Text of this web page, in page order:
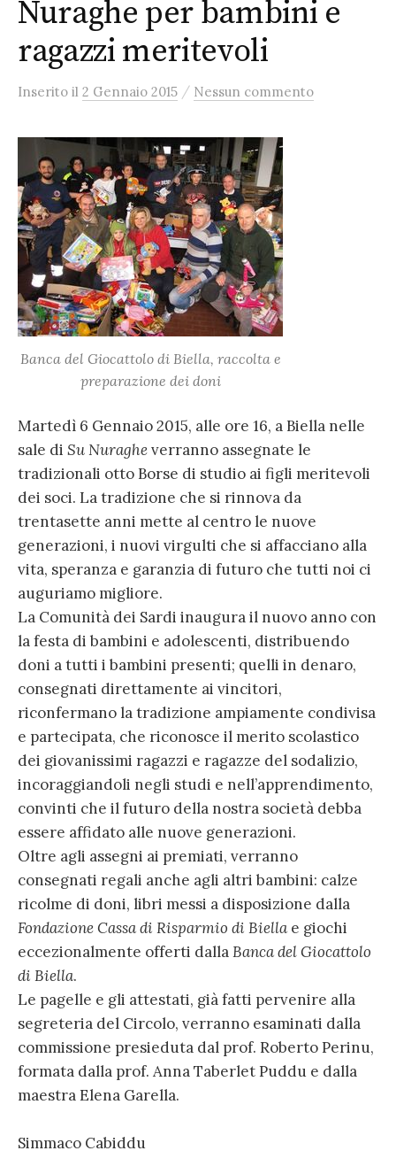
Nuraghe per bambini e
ragazzi meritevoli
Inserito il 2 Gennaio 2015 / Nessun commento
Banca del Giocattolo di Biella, raccolta e
preparazione dei doni
Martedì 6 Gennaio 2015, alle ore 16, a Biella nelle
sale di Su Nuragheverranno assegnate le
tradizionali otto Borse di studio ai figli meritevoli
dei soci. La tradizione che si rinnova da
trentasette anni mette al centro le nuove
generazioni, i nuovi virgulti che si affacciano alla
vita, speranza e garanzia di futuro che tutti noi ci
auguriamo migliore.
La Comunità dei Sardi inaugura il nuovo anno con
la festa di bambini e adolescenti, distribuendo
doni a tutti i bambini presenti; quelli in denaro,
consegnati direttamente ai vincitori,
riconfermano la tradizione ampiamente condivisa
e partecipata, che riconosce il merito scolastico
dei giovanissimi ragazzi e ragazze del sodalizio,
incoraggiandoli negli studi e nell’apprendimento,
convinti che il futuro della nostra società debba
essere affidato alle nuove generazioni.
Oltre agli assegni ai premiati, verranno
consegnati regali anche agli altri bambini: calze
ricolme di doni, libri messi a disposizione dalla
Fondazione Cassa di Risparmio di Biella e giochi
eccezionalmente offerti dallaBanca del Giocattolo
di Biella.
Le pagelle e gli attestati, già fatti pervenire alla
segreteria del Circolo, verranno esaminati dalla
commissione presieduta dal prof. Roberto Perinu,
formata dalla prof. Anna Taberlet Puddu e dalla
maestra Elena Garella.
Simmaco Cabiddu